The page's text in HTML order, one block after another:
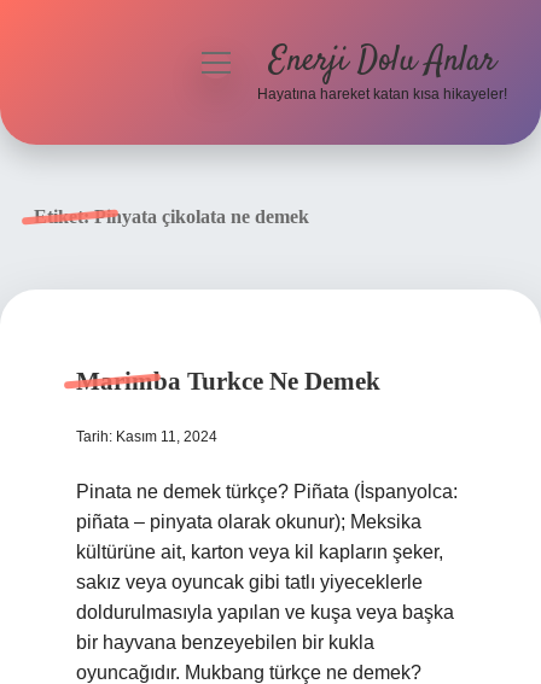
menüyüEnerji Dolu Anlar
Hayatına hareket katan kısa hikayeler!
Etiket:Pinyata çikolata ne demek
Marimba Turkce Ne Demek
Tarih: Kasım 11, 2024
Pinata ne demek türkçe? Piñata (İspanyolca:
piñata – pinyata olarak okunur); Meksika
kültürüne ait, karton veya kil kapların şeker,
sakız veya oyuncak gibi tatlı yiyeceklerle
doldurulmasıyla yapılan ve kuşa veya başka
bir hayvana benzeyebilen bir kukla
oyuncağıdır. Mukbang türkçe ne demek?